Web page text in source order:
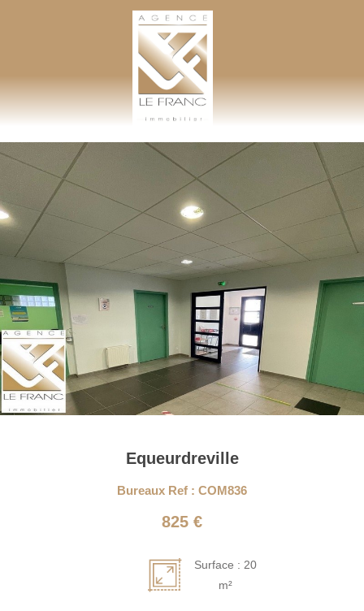
AGENCE LEFRANC IMMOBILIER
Equeurdreville
Bureaux Ref : COM836
825 €
Surface : 20
m²